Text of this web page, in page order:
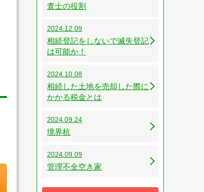
査士の役割
2024.12.09
相続登記をしないで滅失登記
は可能か！
2024.10.08
相続した土地を売却した際に
かかる税金とは
2024.09.24
境界杭
2024.09.09
管理不全空き家